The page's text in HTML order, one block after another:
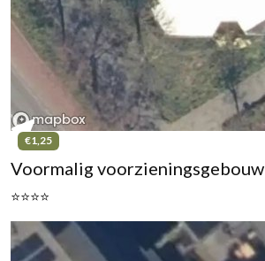
€1,25
Voormalig voorzieningsgebouw
⭐⭐⭐⭐